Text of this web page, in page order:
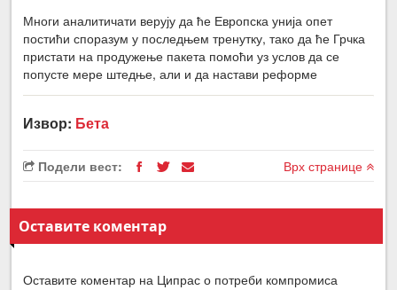
Многи аналитичати верују да ће Европска унија опет
постићи споразум у последњем тренутку, тако да ће Грчка
пристати на продужење пакета помоћи уз услов да се
попусте мере штедње, али и да настави реформе
Извор: Бета
Подели вест: Врх странице
Оставите коментар
Оставите коментар на Ципрас о потреби компромиса